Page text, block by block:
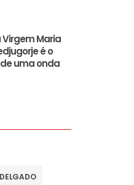
Virgem Maria
é o
uma onda